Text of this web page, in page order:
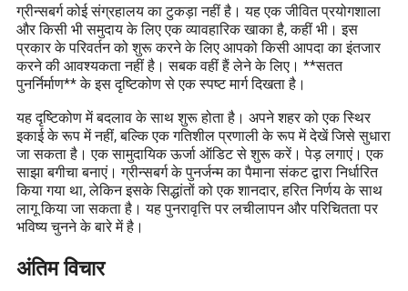
ग्रीन्सबर्ग कोई संग्रहालय का टुकड़ा नहीं है। यह एक जीवित प्रयोगशाला
और किसी भी समुदाय के लिए एक व्यावहारिक खाका है, कहीं भी। इस
प्रकार के परिवर्तन को शुरू करने के लिए आपको किसी आपदा का इंतजार
करने की आवश्यकता नहीं है। सबक वहीं हैं लेने के लिए। **सतत
पुनर्निर्माण** के इस दृष्टिकोण से एक स्पष्ट मार्ग दिखता है।
यह दृष्टिकोण में बदलाव के साथ शुरू होता है। अपने शहर को एक स्थिर
इकाई के रूप में नहीं, बल्कि एक गतिशील प्रणाली के रूप में देखें जिसे सुधारा
जा सकता है। एक सामुदायिक ऊर्जा ऑडिट से शुरू करें। पेड़ लगाएं। एक
साझा बगीचा बनाएं। ग्रीन्सबर्ग के पुनर्जन्म का पैमाना संकट द्वारा निर्धारित
किया गया था, लेकिन इसके सिद्धांतों को एक शानदार, हरित निर्णय के साथ
लागू किया जा सकता है। यह पुनरावृत्ति पर लचीलापन और परिचितता पर
भविष्य चुनने के बारे में है।
अंतिम विचार